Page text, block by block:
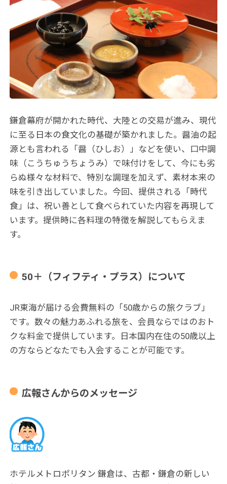
鎌倉幕府が開かれた時代、大陸との交易が進み、現代
に至る日本の食文化の基礎が築かれました。醤油の起
源とも言われる「醤（ひしお）」などを使い、口中調
味（こうちゅうちょうみ）で味付けをして、今にも劣
らぬ様々な材料で、特別な調理を加えず、素材本来の
味を引き出していました。今回、提供される「時代
食」は、祝い善として食べられていた内容を再現して
います。提供時に各料理の特徴を解説してもらえま
す。
50＋（フィフティ・プラス）について
JR東海が届ける会費無料の「50歳からの旅クラブ」
です。数々の魅力あふれる旅を、会員ならではのおト
クな料金で提供しています。日本国内在住の50歳以上
の方ならどなたでも入会することが可能です。
広報さんからのメッセージ
ホテルメトロポリタン 鎌倉は、古都・鎌倉の新しい